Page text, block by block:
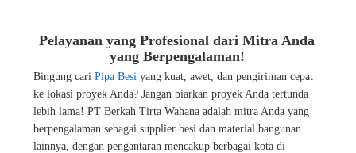
Pelayanan yang Profesional dari Mitra Anda
yang Berpengalaman!​
Bingung cari Pipa Besi yang kuat, awet, dan pengiriman cepat
ke lokasi proyek Anda? Jangan biarkan proyek Anda tertunda
lebih lama! PT Berkah Tirta Wahana adalah mitra Anda yang
berpengalaman sebagai supplier besi dan material bangunan
lainnya, dengan pengantaran mencakup berbagai kota di